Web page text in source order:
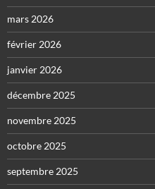
mars 2026
février 2026
janvier 2026
décembre 2025
novembre 2025
octobre 2025
septembre 2025